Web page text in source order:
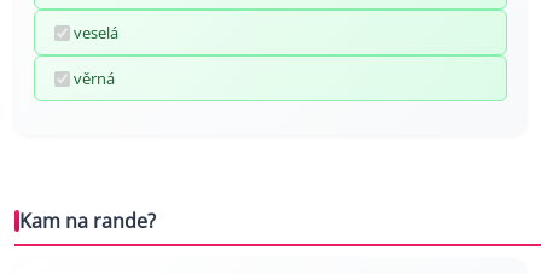
veselá
věrná
Kam na rande?